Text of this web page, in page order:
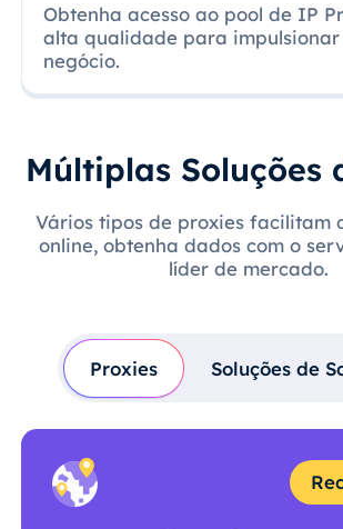
Obtenha acesso ao pool de IP
alta qualidade para impulsionar
negócio.
Múltiplas Soluções
Vários tipos de proxies facilitam
online, obtenha dados com o
líder de mercado.
Proxies Soluções de